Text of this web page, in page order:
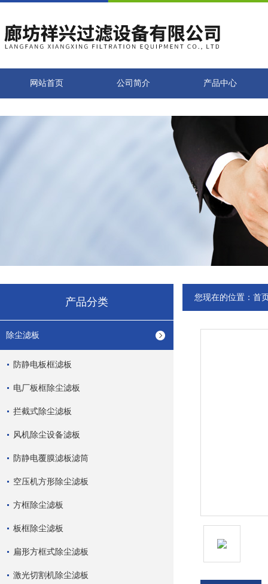
网站首页 公司简介 产品中心
产品分类
除尘滤板
防静电板框滤板
电厂板框除尘滤板
拦截式除尘滤板
风机除尘设备滤板
防静电覆膜滤板滤筒
空压机方形除尘滤板
方框除尘滤板
板框除尘滤板
扁形方框式除尘滤板
激光切割机除尘滤板
您现在的位置： 首